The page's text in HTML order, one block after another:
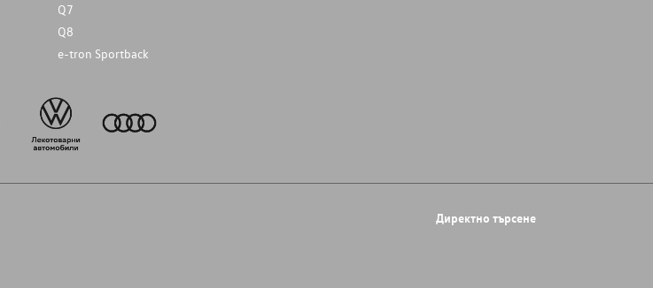
Q7
Q8
e-tron Sportback
Директно търсене